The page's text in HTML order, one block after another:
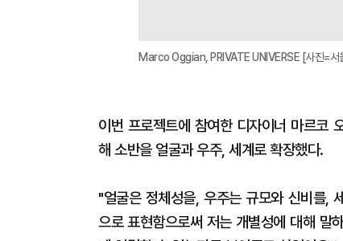
Marco Oggian, PRIVATE UNIVERSE [사진=서
이번 프로젝트에 참여한 디자이너 마르코
해 소반을 얼굴과 우주, 세계로 확장했다.
"얼굴은 정체성을, 우주는 규모와 신비를,
으로 표현함으로써 저는 개별성에 대해 말